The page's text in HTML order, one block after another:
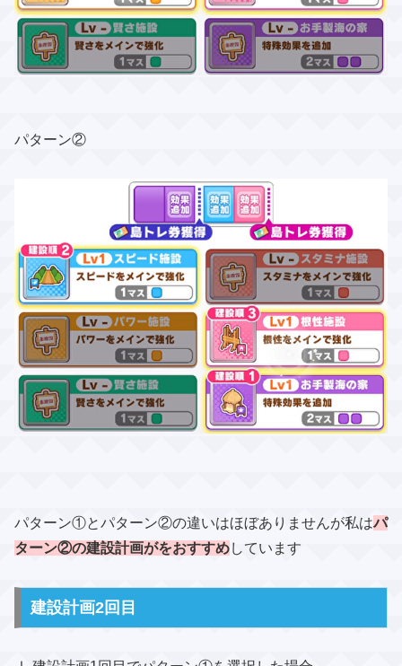
パターン②
パターン①とパターン②の違いはほぼありませんが私はパ
ターン②の建設計画がをおすすめしています
建設計画2回目